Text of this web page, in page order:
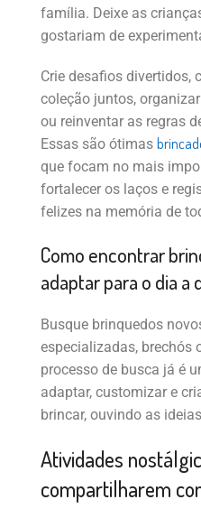
família. Deixe as
gostariam de
Crie desafios divertidos,
coleção juntos,
ou reinventar as regras
Essas são ótimas
que focam no mais
fortalecer os laços e
felizes na memória de
Como encontrar
adaptar para o dia a
Busque brinquedos
especializadas, brechós
processo de busca já é
adaptar, customizar e
brincar, ouvindo as
Atividades
compartilharem